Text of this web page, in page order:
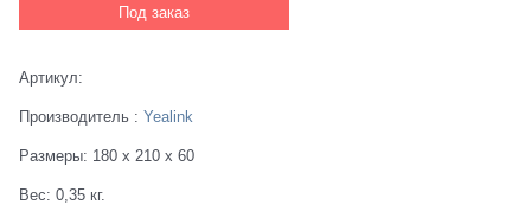
Под заказ
Артикул:
Производитель : Yealink
Размеры: 180 x 210 x 60
Вес: 0,35 кг.